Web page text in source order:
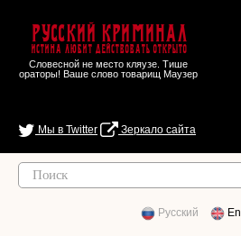
Русский Криминал
Истина любит действовать открыто
Словесной не место кляузе. Тише
ораторы! Ваше слово товарищ Маузер
Мы в Twitter Зеркало сайта
Русский